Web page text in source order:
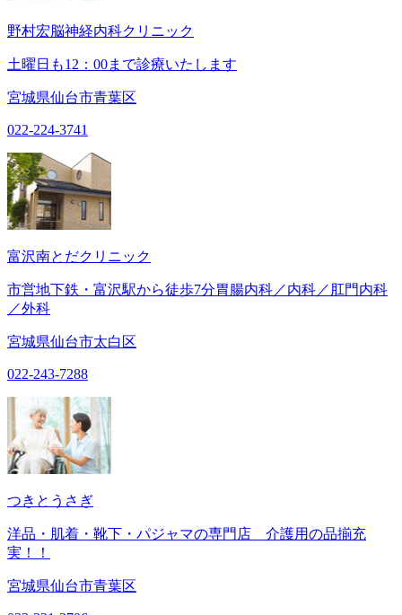
野村宏脳神経内科クリニック
土曜日も12：00まで診療いたします
宮城県仙台市青葉区
022-224-3741
富沢南とだクリニック
市営地下鉄・富沢駅から徒歩7分胃腸内科／内科／肛門内科
／外科
宮城県仙台市太白区
022-243-7288
つきとうさぎ
洋品・肌着・靴下・パジャマの専門店 介護用の品揃充
実！！
宮城県仙台市青葉区